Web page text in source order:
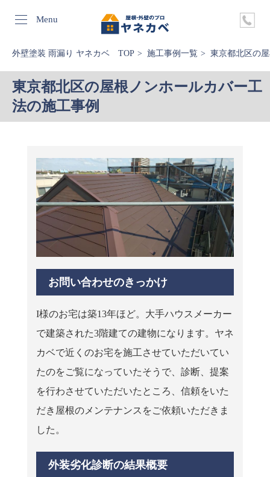
Menu
外壁塗装 雨漏り ヤネカベ TOP 施工事例一覧 東京都北区の
東京都北区の屋根ノンホールカバー工
法の施工事例
お問い合わせのきっかけ
I様のお宅は築13年ほど。大手ハウスメーカー
で建築された3階建ての建物になります。ヤネ
カベで近くのお宅を施工させていただいてい
たのをご覧になっていたそうで、診断、提案
を行わさせていただいたところ、信頼をいた
だき屋根のメンテナンスをご依頼いただきま
した。
外装劣化診断の結果概要